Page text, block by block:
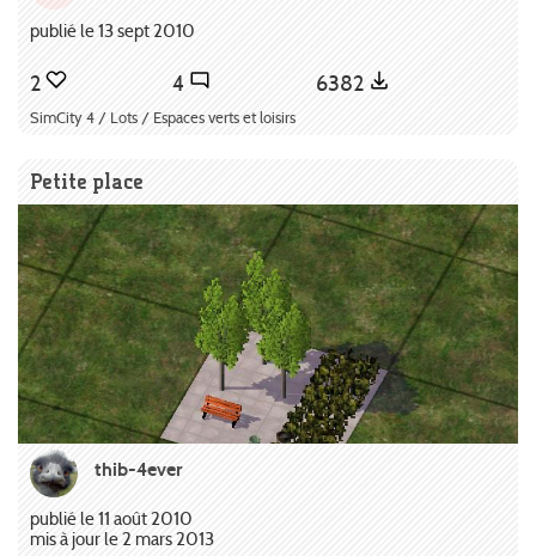
publié le 13 sept 2010
2 4 6382
SimCity 4 / Lots / Espaces verts et loisirs
Petite place
thib-4ever
publié le 11 août 2010
mis à jour le 2 mars 2013